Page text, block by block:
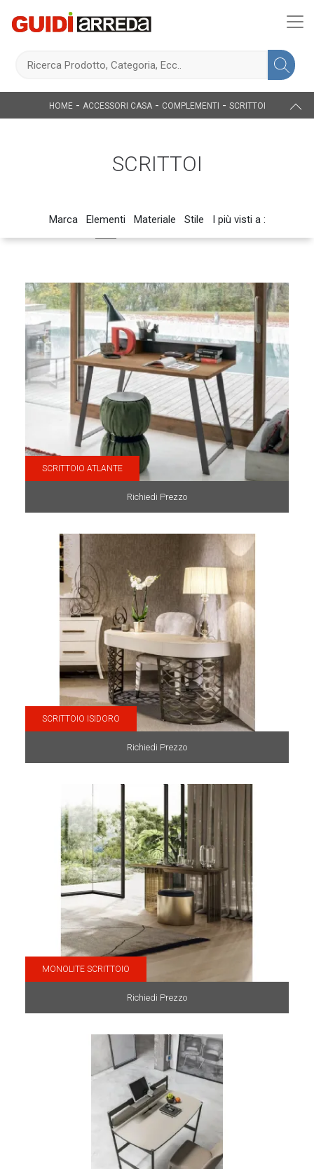
HOME- ACCESSORI CASA- COMPLEMENTI - SCRITTOI
SCRITTOI
Marca Elementi Materiale Stile I più visti a :
SCRITTOIO ATLANTE
Richiedi Prezzo
SCRITTOIO ISIDORO
Richiedi Prezzo
MONOLITE SCRITTOIO
Richiedi Prezzo